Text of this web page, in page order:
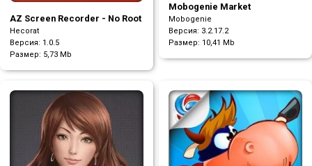
AZ Screen Recorder - No Root
Hecorat
Версия: 1.0.5
Размер: 5,73 Mb
Mobogenie Market
Mobogenie
Версия: 3.2.17.2
Размер: 10,41 Mb